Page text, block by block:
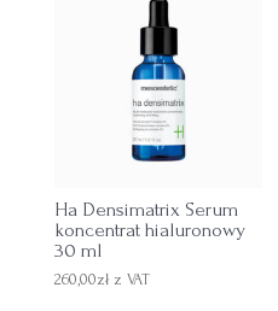
Ha Densimatrix Serum
koncentrat hialuronowy
30 ml
260,00zł z VAT